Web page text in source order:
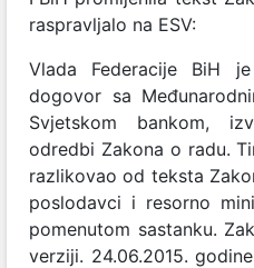
raspravljalo na ESV:
Vlada Federacije BiH
dogovor sa
Svjetskom bankom,
odredbi Zakona o radu.
razlikovao od teksta
poslodavci i resorno
pomenutom sastanku.
verziji. 24.06.2015.